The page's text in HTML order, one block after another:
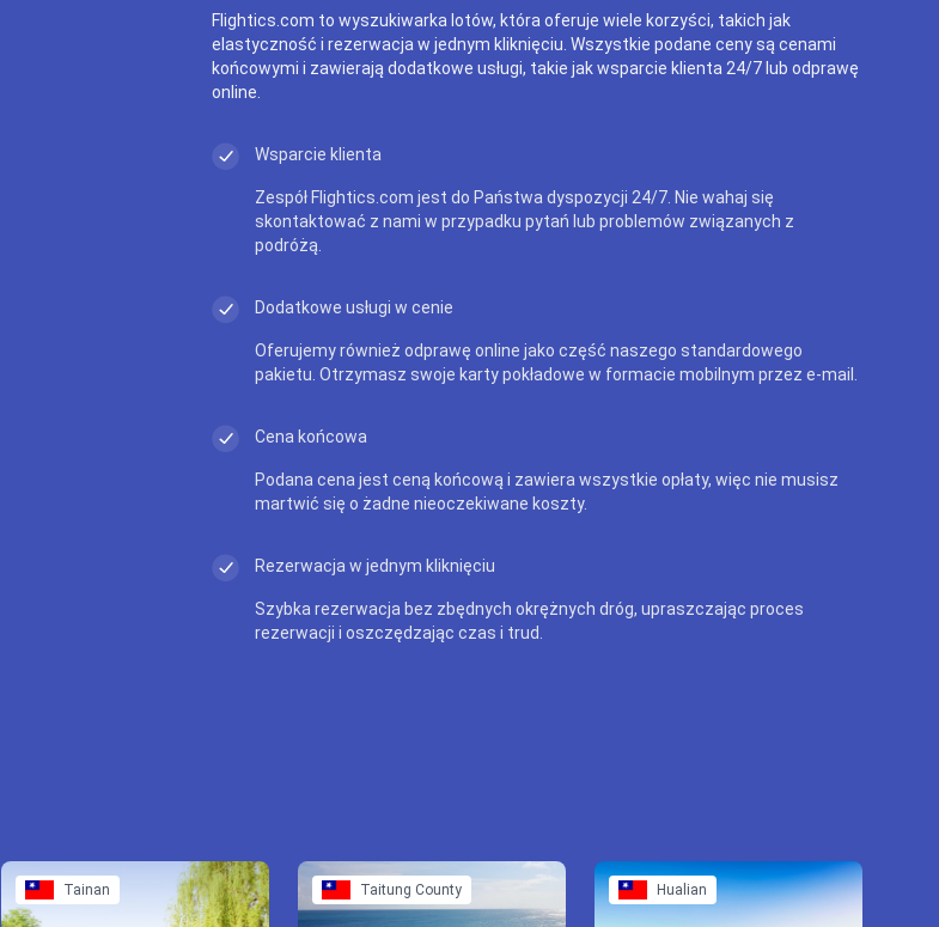
Flightics.com to wyszukiwarka lotów, która oferuje wiele korzyści, takich jak
elastyczność i rezerwacja w jednym kliknięciu. Wszystkie podane ceny są cenami
końcowymi i zawierają dodatkowe usługi, takie jak wsparcie klienta 24/7 lub odprawę
online.
Wsparcie klienta
Zespół Flightics.com jest do Państwa dyspozycji 24/7. Nie wahaj się
skontaktować z nami w przypadku pytań lub problemów związanych z
podróżą.
Dodatkowe usługi w cenie
Oferujemy również odprawę online jako część naszego standardowego
pakietu. Otrzymasz swoje karty pokładowe w formacie mobilnym przez e-mail.
Cena końcowa
Podana cena jest ceną końcową i zawiera wszystkie opłaty, więc nie musisz
martwić się o żadne nieoczekiwane koszty.
Rezerwacja w jednym kliknięciu
Szybka rezerwacja bez zbędnych okrężnych dróg, upraszczając proces
rezerwacji i oszczędzając czas i trud.
Tainan Taitung County Hualian